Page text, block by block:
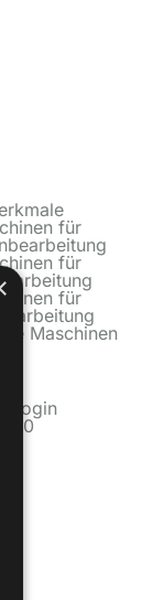
für
für
für
Maschinen
login
4.0